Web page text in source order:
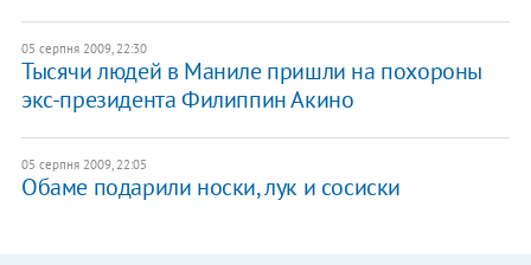
05 серпня 2009, 22:30
Тысячи людей в Маниле пришли на похороны
экс-президента Филиппин Акино
05 серпня 2009, 22:05
Обаме подарили носки, лук и сосиски